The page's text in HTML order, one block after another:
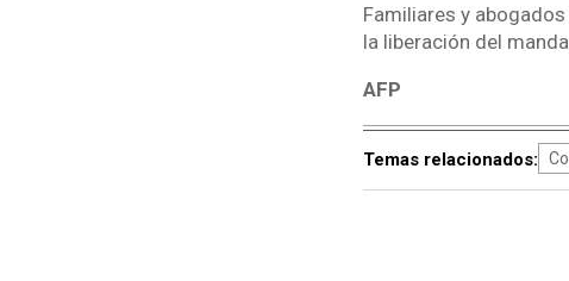
Familiares y
la liberación del
AFP
Temas relacionados: